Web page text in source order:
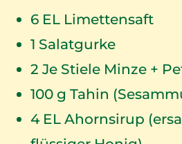
6EL Limettensaft
1 Salatgurke
2 Je Stiele Minze +
100g Tahin
4EL Ahornsirup